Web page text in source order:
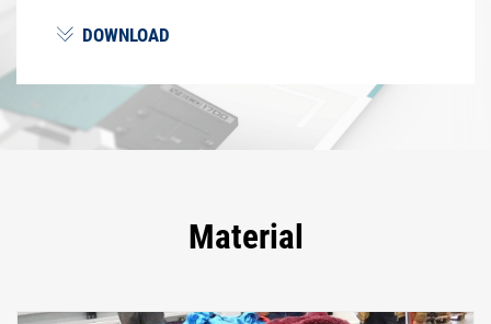
DOWNLOAD
Material